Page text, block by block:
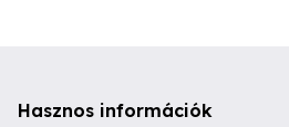
Hasznos információk